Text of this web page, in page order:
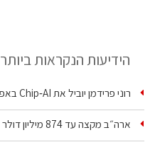
הידיעות הנקראות ביותר
רוני פרידמן יוביל את Chip‑AI באפל; טל ענבר ינהל את…
ארה״ב מקצה עד 874 מיליון דולר לשבע טכנולוגיות שבבים…